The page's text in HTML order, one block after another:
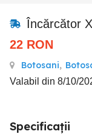
Încărcător
22 RON
Botosani,
Valabil din 8/10/
Specificații